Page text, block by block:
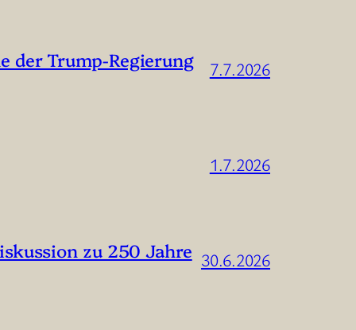
der Trump-Regierung 7.7.2026
1.7.2026
zu 250 Jahre 30.6.2026